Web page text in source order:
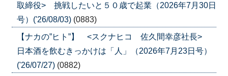
取締役> 挑戦したいと５０歳で起業（2026年7月30日
号）('26/08/03) (0883)
【ナカの”ヒト”】 <スクナヒコ 佐久間幸彦社長>
日本酒を飲むきっかけは「人」（2026年7月23日号）
('26/07/27) (0882)